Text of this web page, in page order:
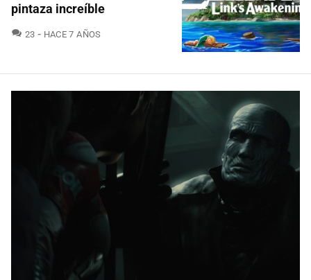
pintaza increíble
23 COMENTARIOS
HACE 7 AÑOS